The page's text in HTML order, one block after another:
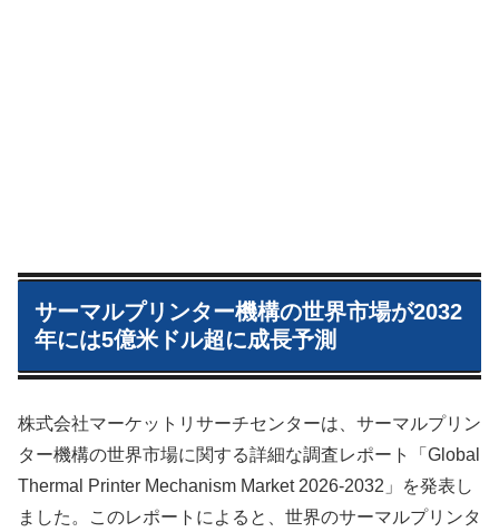
サーマルプリンター機構の世界市場が2032
年には5億米ドル超に成長予測
株式会社マーケットリサーチセンターは、サーマルプリン
ター機構の世界市場に関する詳細な調査レポート「Global
Thermal Printer Mechanism Market 2026-2032」を発表し
ました。このレポートによると、世界のサーマルプリンタ